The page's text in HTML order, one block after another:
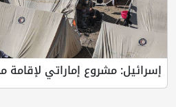
إسرائيل: مشروع إماراتي لإقامة